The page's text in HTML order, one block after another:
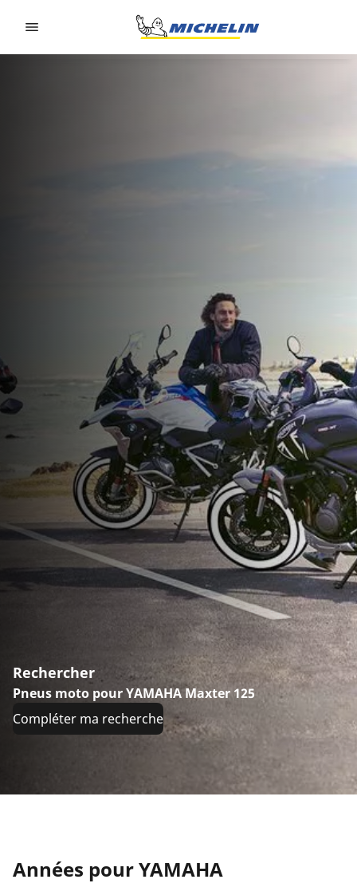
Rechercher
Pneus moto pour YAMAHA Maxter 125
Compléter ma recherche
Années pour YAMAHA